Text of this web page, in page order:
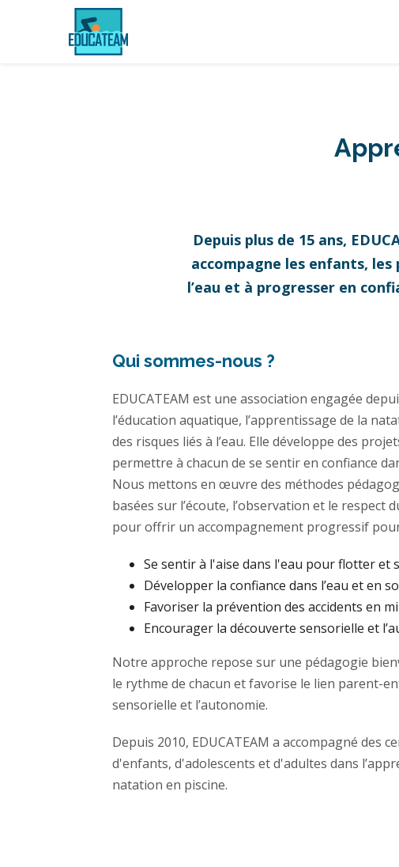
Depuis plus de 15 ans,
accompagne les enfants,
l’eau et à progresser en
Qui sommes-nous ?
EDUCATEAM est une association engagée
l’éducation aquatique, l’apprentissage de la
des risques liés à l’eau. Elle développe des
permettre à chacun de se sentir en confiance
Nous mettons en œuvre des méthodes
basées sur l’écoute, l’observation et le respect
pour offrir un accompagnement progressif
Se sentir à l'aise dans l'eau pour flotter et
Développer la confiance dans l’eau et en
Favoriser la prévention des accidents en
Encourager la découverte sensorielle et
Notre approche repose sur une pédagogie
le rythme de chacun et favorise le lien parent-
sensorielle et l’autonomie.
Depuis 2010, EDUCATEAM a accompagné des
d'enfants, d'adolescents et d'adultes dans
natation en piscine.